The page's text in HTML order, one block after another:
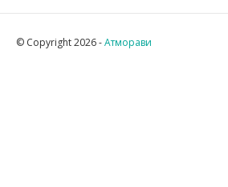
© Copyright 2026 -Атморави